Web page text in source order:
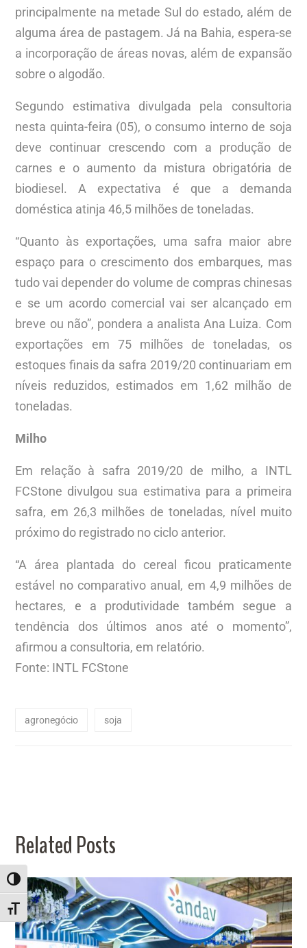
ALTERNAR ALTO CONTRASTE
ALTERNAR TAMANHO DA FONTE
principalmente na metade Sul do estado, além de
alguma área de pastagem. Já na Bahia, espera-se
a incorporação de áreas novas, além de expansão
sobre o algodão.
Segundo estimativa divulgada pela consultoria
nesta quinta-feira (05), o consumo interno de soja
deve continuar crescendo com a produção de
carnes e o aumento da mistura obrigatória de
biodiesel. A expectativa é que a demanda
doméstica atinja 46,5 milhões de toneladas.
“Quanto às exportações, uma safra maior abre
espaço para o crescimento dos embarques, mas
tudo vai depender do volume de compras chinesas
e se um acordo comercial vai ser alcançado em
breve ou não”, pondera a analista Ana Luiza. Com
exportações em 75 milhões de toneladas, os
estoques finais da safra 2019/20 continuariam em
níveis reduzidos, estimados em 1,62 milhão de
toneladas.
Milho
Em relação à safra 2019/20 de milho, a INTL
FCStone divulgou sua estimativa para a primeira
safra, em 26,3 milhões de toneladas, nível muito
próximo do registrado no ciclo anterior.
“A área plantada do cereal ficou praticamente
estável no comparativo anual, em 4,9 milhões de
hectares, e a produtividade também segue a
tendência dos últimos anos até o momento”,
afirmou a consultoria, em relatório.
Fonte: INTL FCStone
agronegócio soja
Related Posts